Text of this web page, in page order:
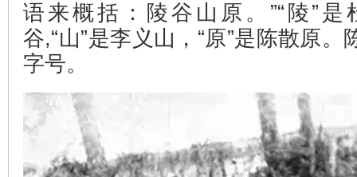
语来概括：陵谷山原。”“陵”是
谷,“山”是李义山，“原”是陈散原
字号。